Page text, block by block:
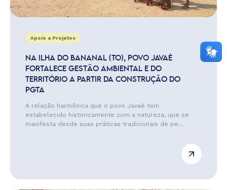
Apoio a Projetos
NA ILHA DO BANANAL (TO), POVO JAVAÉ
FORTALECE GESTÃO AMBIENTAL E DO
TERRITÓRIO A PARTIR DA CONSTRUÇÃO DO
PGTA
A relação harmônica que o povo Javaé tem
estabelecido historicamente com a natureza, que se
manifesta desde suas práticas tradicionais de pe...